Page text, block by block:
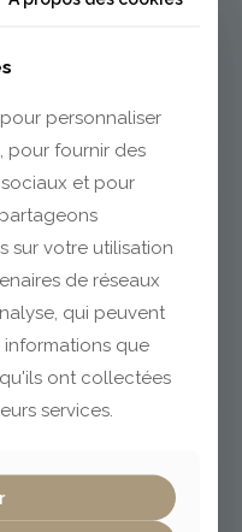
06 09
sa.fr
18 38
personnaliser
pour fournir des
et pour
sur votre utilisation
de réseaux
qui peuvent
que
ont collectées
services.